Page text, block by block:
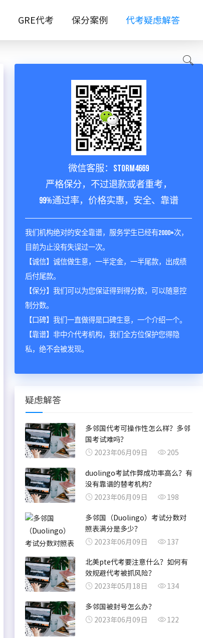
GRE代考 保分案例 代考疑虑解答
微信客服：storm4669
严格保分，不过退款或者重考，
99%通过率，价格实惠，安全、靠谱
我们机构绝对的安全靠谱，服务学生已经有2000+次，
目前为止没有失误过一次。
【诚信】诚信做生意，一半定金，一半尾款，出成绩
后付尾款。
【保分】我们可以为您保证得到得分数，可以随意控
制分数。
【口碑】我们一直做得是口碑生意，一个介绍一个。
【靠谱】非中介代考机构，我们全方位保护您得隐
私，绝不会被发现。
疑虑解答
多邻国代考可操作性怎么样？多邻
国考试难吗？
2023年06月09日
205
duolingo考試作弊成功率高么？有
没有靠谱的替考机构？
2023年06月09日
198
多邻国（Duolingo）考试分数对
照表满分是多少？
2023年06月09日
137
北美pte代考要注意什么？如何有
效规避代考被抓风险？
2023年05月18日
134
多邻国被封号怎么办？
2023年06月09日
122